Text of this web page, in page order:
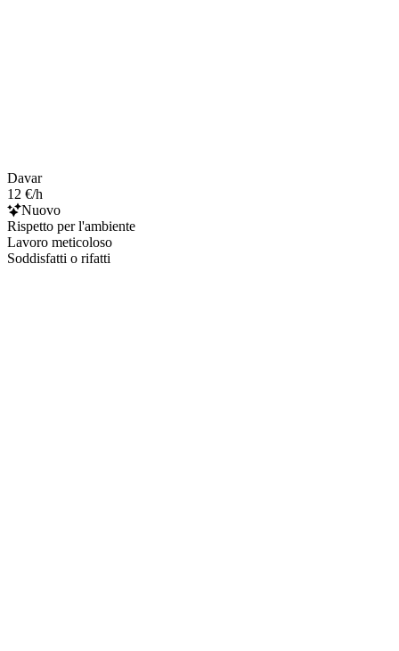
Davar
12 €/h
Nuovo
Rispetto per l'ambiente
Lavoro meticoloso
Soddisfatti o rifatti